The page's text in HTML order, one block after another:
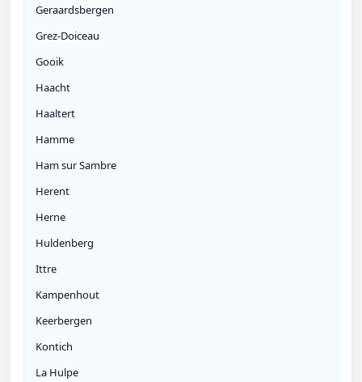
Geraardsbergen
Grez-Doiceau
Gooik
Haacht
Haaltert
Hamme
Ham sur Sambre
Herent
Herne
Huldenberg
Ittre
Kampenhout
Keerbergen
Kontich
La Hulpe